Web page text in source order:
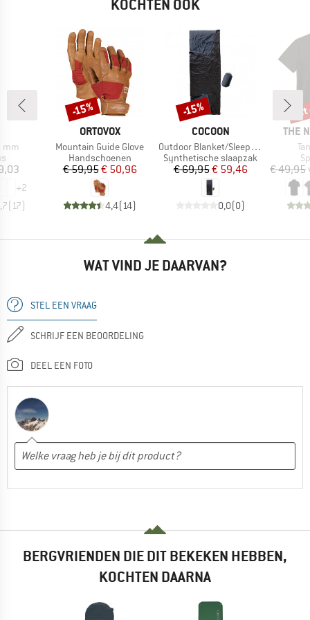
KOCHTEN OOK
mm
+2
(17)
MERK
ORTOVOX
Artikel
Mountain Guide Glove
Productgroep
Handschoenen
Prijs
€ 59,95Verlaagde prijs
€ 50,96
4,4(14)
Korting
-15%
MERK
COCOON
Artikel
Outdoor Blanket/Sleepingbag
Productgroep
Synthetische slaapzak
Prijs
€ 69,95Verlaagde prijs
€ 59,46
0,0(0)
Korting
-15%
MERK
THE
€ 49,95
WAT VIND JE DAARVAN?
STEL EEN VRAAG
SCHRIJF EEN BEOORDELING
DEEL EEN FOTO
BERGVRIENDEN DIE DIT BEKEKEN HEBBEN,
KOCHTEN DAARNA